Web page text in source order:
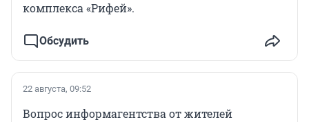
комплекса «Рифей».
Обсудить
22 августа, 09:52
Вопрос информагентства от жителей